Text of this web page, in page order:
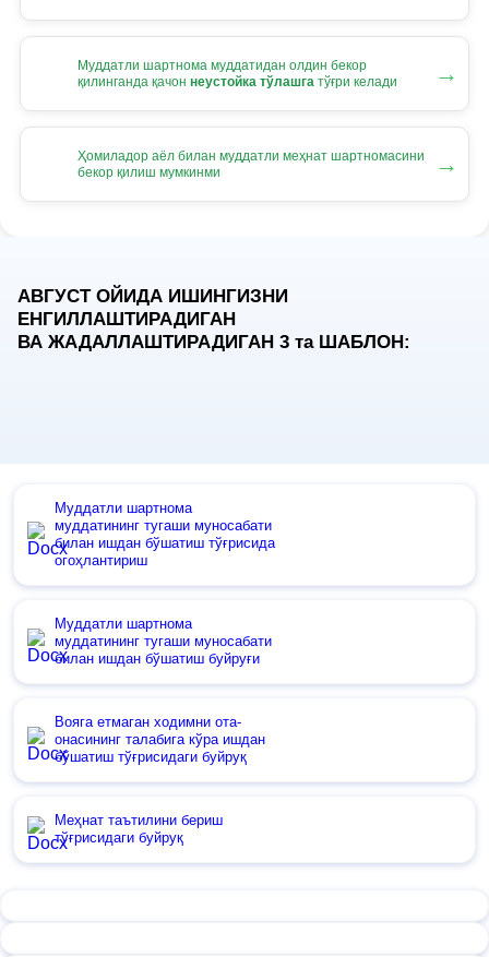
Муддатли шартнома муддатидан олдин бекор
қилинганда қачон неустойка тўлашга тўғри келади →
Ҳомиладор аёл билан муддатли меҳнат шартномасини
бекор қилиш мумкинми
→
АВГУСТ ОЙИДА ИШИНГИЗНИ
ЕНГИЛЛАШТИРАДИГАН
ВА ЖАДАЛЛАШТИРАДИГАН 3 таШАБЛОН:
Муддатли шартнома
муддатининг тугаши муносабати
билан ишдан бўшатиш тўғрисида
огоҳлантириш
Муддатли шартнома
муддатининг тугаши муносабати
билан ишдан бўшатиш буйруғи
Вояга етмаган ходимни ота-
онасининг талабига кўра ишдан
бўшатиш тўғрисидаги буйруқ
Меҳнат таътилини бериш
тўғрисидаги буйруқ